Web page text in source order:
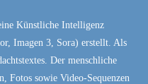
Künstliche Intelligenz
Imagen 3, Sora) erstellt. Als
Der menschliche
Fotos sowie Video-Sequenzen